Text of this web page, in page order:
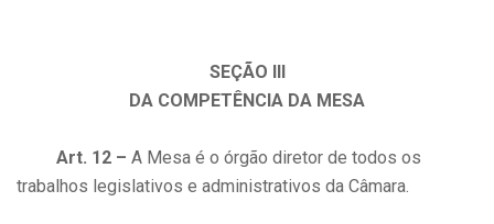
SEÇÃO III
DA COMPETÊNCIA DA MESA
Art. 12 – A Mesa é o órgão diretor de todos os
trabalhos legislativos e administrativos da Câmara.